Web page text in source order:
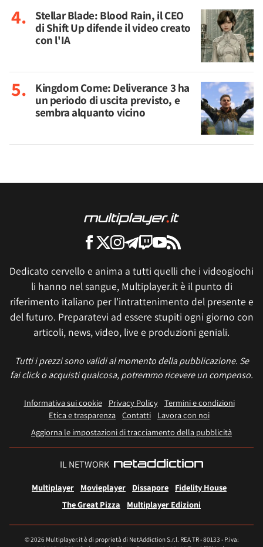
Stellar Blade: Blood Rain, il CEO
di Shift Up difende il video creato
con l'IA
Kingdom Come: Deliverance 3 ha
un periodo di uscita previsto, e
sembra alquanto vicino
Dedicato cervello e anima a tutti quelli che i videogiochi
li hanno nel sangue, Multiplayer.it è il punto di
riferimento italiano per l'intrattenimento del presente e
del futuro. Preparatevi ad essere stupiti ogni giorno con
articoli, news, video, live e produzioni geniali.
Tutti i prezzi sono validi al momento della pubblicazione. Se
fai click o acquisti qualcosa, potremmo ricevere un compenso.
Informativa sui cookie Privacy Policy
Termini e condizioni
Etica e trasparenza Contatti
Lavora con noi
Aggiorna le impostazioni di tracciamento della pubblicità
IL NETWORK
Multiplayer Movieplayer Dissapore
Fidelity House
The Great Pizza
Multiplayer Edizioni
© 2026 Multiplayer.it è di proprietà di NetAddiction S.r.l. REA TR - 80133 - P.iva: